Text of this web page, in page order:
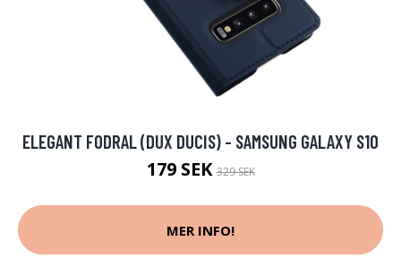
ELEGANT FODRAL (DUX DUCIS) - SAMSUNG GALAXY S10
179 SEK329 SEK
MER INFO!